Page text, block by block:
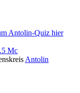
Antolin-Quiz hier
Mc
Antolin